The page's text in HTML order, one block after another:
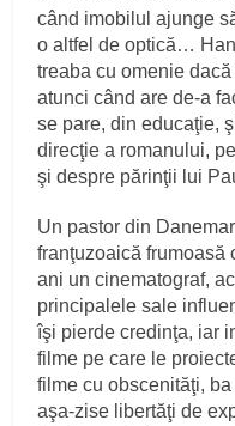
când imobilul ajunge
o altfel de optică…
treaba cu omenie
atunci când are de-a
se pare, din educaţie,
direcţie a romanului,
şi despre părinţii lui
Un pastor din
franţuzoaică frumoasă
ani un cinematograf,
principalele sale
îşi pierde credinţa, iar
filme pe care le
filme cu obscenităţi,
aşa-zise libertăţi de